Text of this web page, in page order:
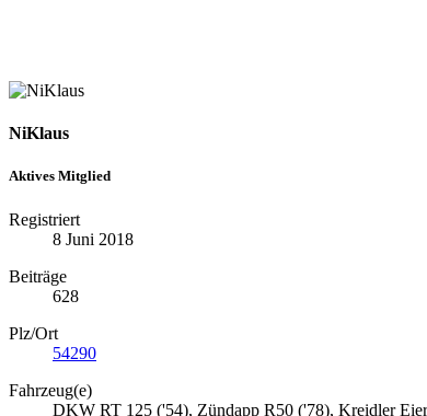
NiKlaus
Aktives Mitglied
Registriert
8 Juni 2018
Beiträge
628
Plz/Ort
54290
Fahrzeug(e)
DKW RT 125 ('54), Zündapp R50 ('78), Kreidler